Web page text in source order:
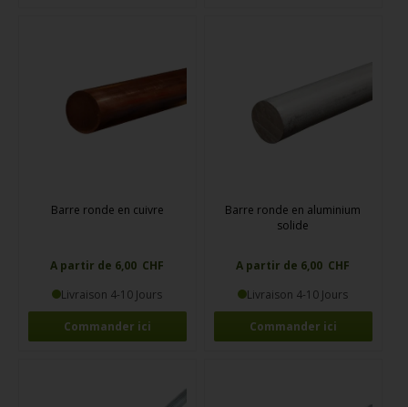
Barre ronde en cuivre
A partir de 6,00 CHF
Livraison 4-10 Jours
Commander ici
Barre ronde en aluminium
solide
A partir de 6,00 CHF
Livraison 4-10 Jours
Commander ici